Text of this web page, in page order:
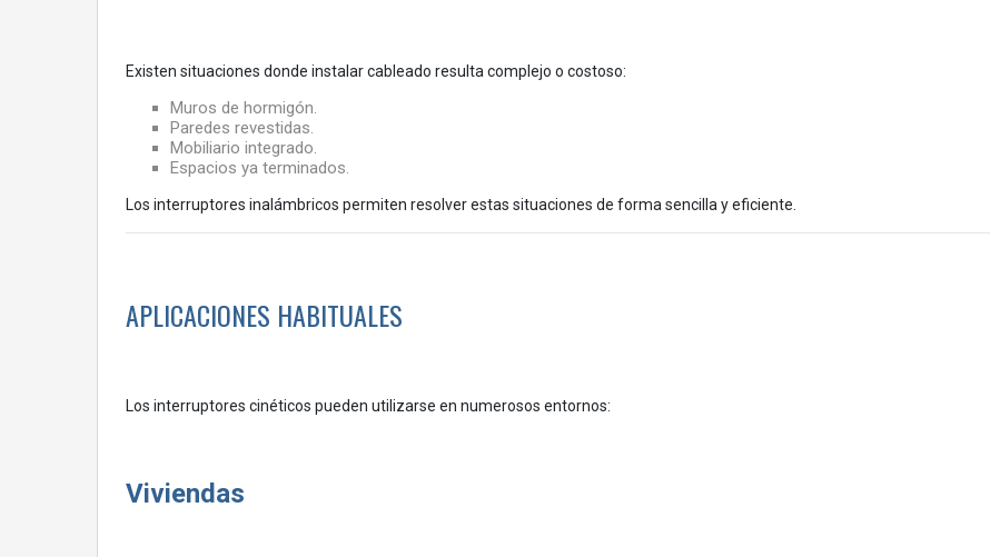
Existen situaciones donde instalar cableado resulta complejo o costoso:
Muros de hormigón.
Paredes revestidas.
Mobiliario integrado.
Espacios ya terminados.
Los interruptores inalámbricos permiten resolver estas situaciones de forma sencilla y eficiente.
APLICACIONES HABITUALES
Los interruptores cinéticos pueden utilizarse en numerosos entornos:
Viviendas